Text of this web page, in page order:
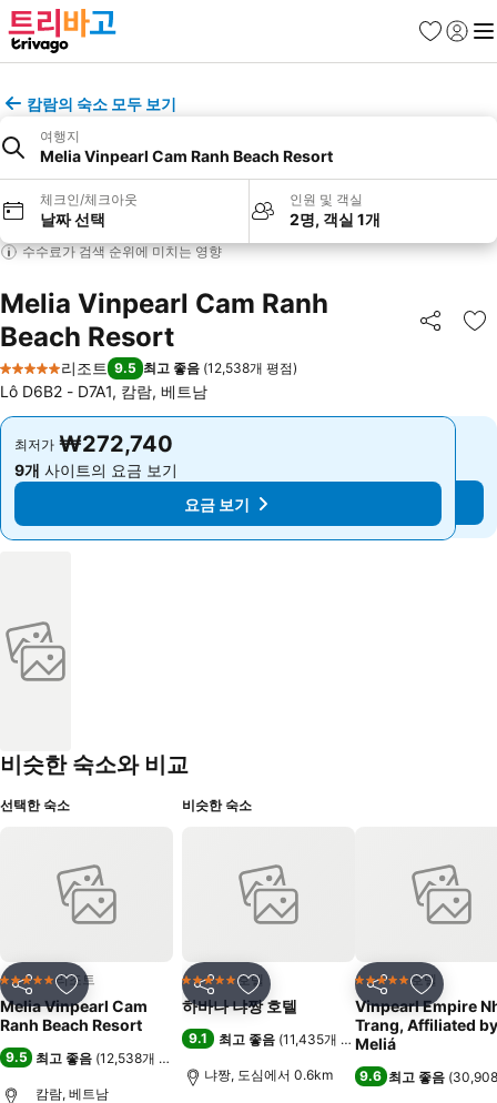
즐겨찾기
로그인
메
캄람의 숙소 모두 보기
여행지
Melia Vinpearl Cam Ranh Beach Resort
체크인/체크아웃
날짜 선택
인원 및 객실
2명, 객실 1개
수수료가 검색 순위에 미치는 영향
Melia Vinpearl Cam Ranh
Beach Resort
공유 즐
5 성급
리조트 9.5 최고 좋음 (12,538개 평점)
Lô D6B2 - D7A1, 캄람, 베트남
최저가 ₩272,740
9개 사이트의 요금 보기
요금 보기
최저가 ₩272,740
9개 사이트의 요금 보기
요금 보기
비슷한 숙소와 비교
선택한 숙소
공유 즐겨찾기에 추가
5 성급 리조트
Melia Vinpearl Cam
Ranh Beach Resort
9.5 최고 좋음 (12,538개 평점
캄람, 베트남
비슷한 숙소
공유 즐겨찾기에 추가
5 성급 호텔
하바나 냐짱 호텔
9.1 최고 좋음 (11,435개 평점)
냐짱, 도심에서 0.6km
공유 즐겨찾기
5 성급 호텔
Vinpearl Empire Nha
Trang, Affiliated by
Meliá
9.6 최고 좋음 (